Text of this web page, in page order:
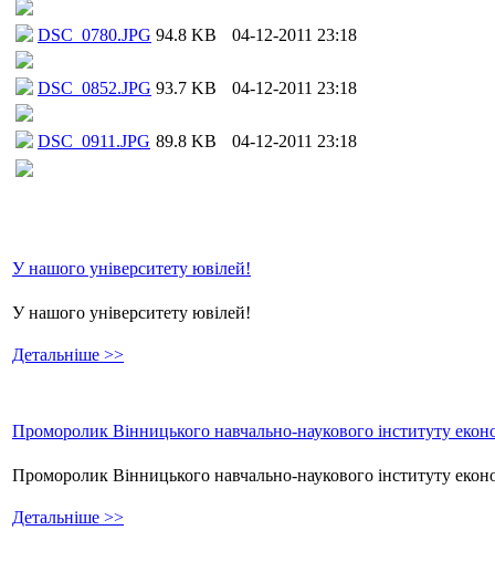
DSC_0780.JPG 94.8 KB 04-12-2011 23:18
DSC_0852.JPG 93.7 KB 04-12-2011 23:18
DSC_0911.JPG 89.8 KB 04-12-2011 23:18
У нашого університету ювілей!
У нашого університету ювілей!
Детальніше >>
Проморолик Вінницького навчально-наукового інституту
Проморолик Вінницького навчально-наукового інституту
Детальніше >>